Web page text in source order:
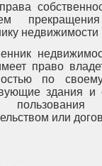
право
по
здания
пользования
или